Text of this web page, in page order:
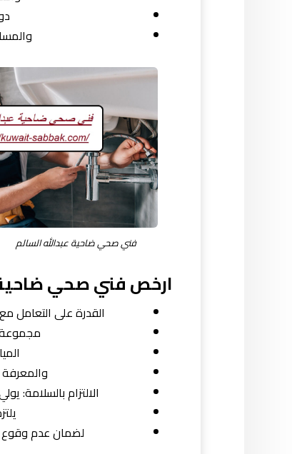
فني صحي ضاحية عبدالله السالم
ارخص فني صحي ضاحية
القدرة على التعامل
مجموعة
الالتزام بالسلامة:
لضمان عدم وقوع